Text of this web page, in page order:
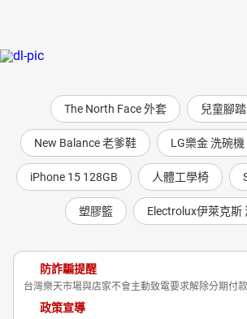
The North Face 外套 兒童腳
New Balance 老爹鞋 LG樂金 洗碗機
iPhone 15 128GB 人體工學椅
塑膠籃 Electrolux伊萊克斯
防詐騙提醒
台灣樂天市場與店家不會主動致電要求解除分期付
政策宣導